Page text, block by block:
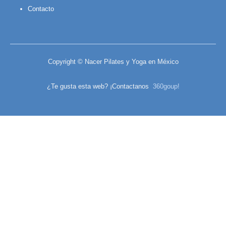
Contacto
Copyright © Nacer Pilates y Yoga en México
¿Te gusta esta web? ¡Contactanos 360goup!